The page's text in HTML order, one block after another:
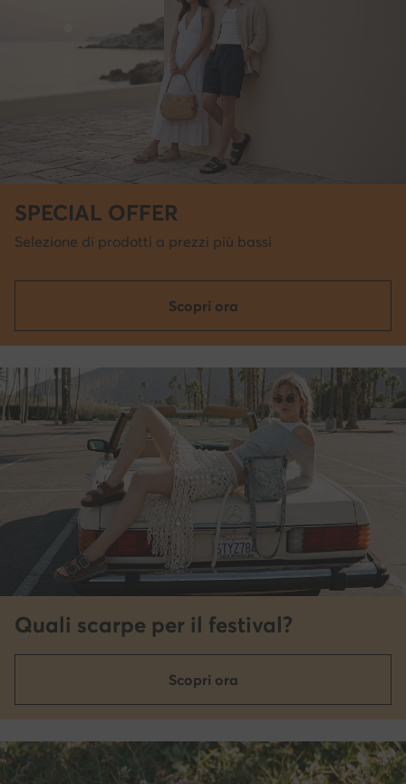
SPECIAL OFFER
Selezione di prodotti a prezzi più bassi
Scopri ora
Quali scarpe per il festival?
Scopri ora